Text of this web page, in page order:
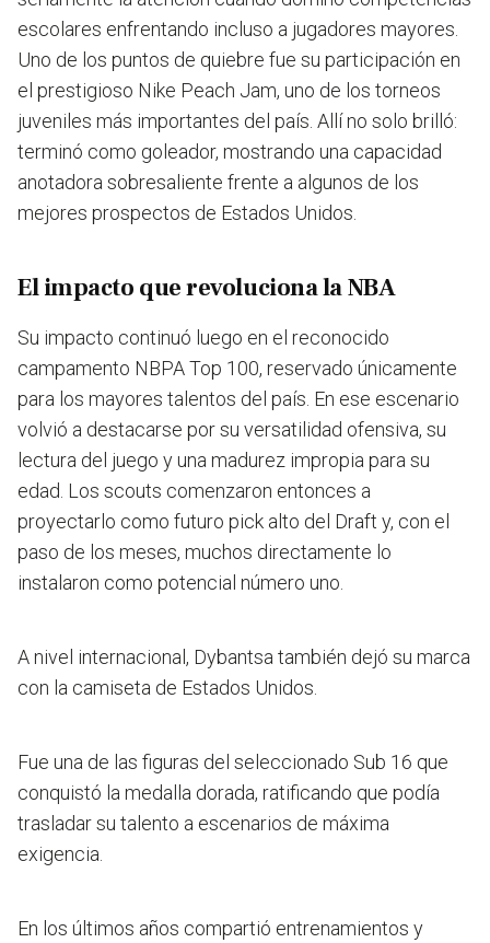
escolares enfrentando incluso a jugadores mayores.
Uno de los puntos de quiebre fue su participación en
el prestigioso Nike Peach Jam, uno de los torneos
juveniles más importantes del país. Allí no solo brilló:
terminó como goleador, mostrando una capacidad
anotadora sobresaliente frente a algunos de los
mejores prospectos de Estados Unidos
El impacto que revoluciona la NBA
Su impacto continuó luego en el reconocido
campamento NBPA Top 100, reservado únicamente
para los mayores talentos del país. En ese escenario
volvió a destacarse por su versatilidad ofensiva, su
lectura del juego y una madurez impropia para su
edad. Los scouts comenzaron entonces a
proyectarlo como futuro pick alto del Draft y, con el
paso de los meses, muchos directamente lo
instalaron como potencial número uno.
A nivel internacional, Dybantsa también dejó su marca
con la camiseta de Estados Unidos.
Fue una de las figuras del seleccionado Sub 16 que
conquistó la medalla dorada, ratificando que podía
trasladar su talento a escenarios de máxima
exigencia.
En los últimos años compartió entrenamientos y